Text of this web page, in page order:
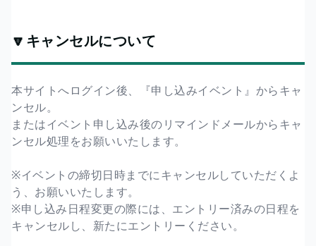
🔽キャンセルについて
本サイトへログイン後、『申し込みイベント』からキャ
ンセル。
またはイベント申し込み後のリマインドメールからキャ
ンセル処理をお願いいたします。
※イベントの締切日時までにキャンセルしていただくよ
う、お願いいたします。
※申し込み日程変更の際には、エントリー済みの日程を
キャンセルし、新たにエントリーください。